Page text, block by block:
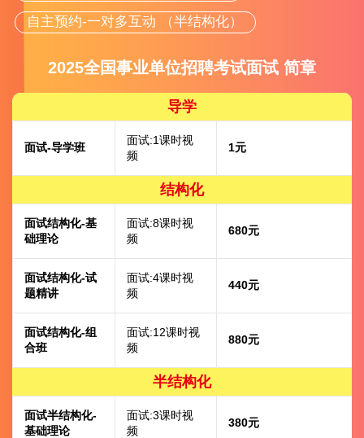
自主预约-一对多互动 （半结构化）
2025全国事业单位招聘考试面试 简章
导学
面试-导学班
面试:1课时视
频
1元
结构化
面试结构化-基
础理论
面试:8课时视
频
680元
面试结构化-试
题精讲
面试:4课时视
频
440元
面试结构化-组
合班
面试:12课时视
频
880元
半结构化
面试半结构化-
基础理论
面试:3课时视
频
380元